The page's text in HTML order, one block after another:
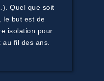
Quel que soit
le but est de
isolation pour
fil des ans.